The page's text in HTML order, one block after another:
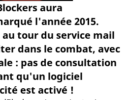
aura
l'année 2015.
tour du service mail
dans le combat, avec
: pas de consultation
qu'un logiciel
est activé !